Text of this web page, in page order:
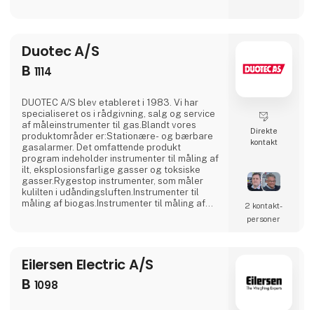
leverer batterienergilagrings- og
energifleksibilitetsl
Duotec A/S
B 1114
DUOTEC A/S blev etableret i 1983. Vi har
specialiseret os i rådgivning, salg og service
af måleinstrumenter til gas.Blandt vores
produktområder er:Stationære- og bærbare
gasalarmer. Det omfattende produkt
program indeholder instrumenter til måling af
ilt, eksplosionsfarlige gasser og toksiske
gasser.Rygestop instrumenter, som måler
kulilten i udåndingsluften.Instrumenter til
måling af biogas.Instrumenter til måling af
til mange forskellige opgaver.Opbygning af
kundespecifikke løsn
Direkte
kontakt
2 kontakt­
personer
Eilersen Electric A/S
B 1098